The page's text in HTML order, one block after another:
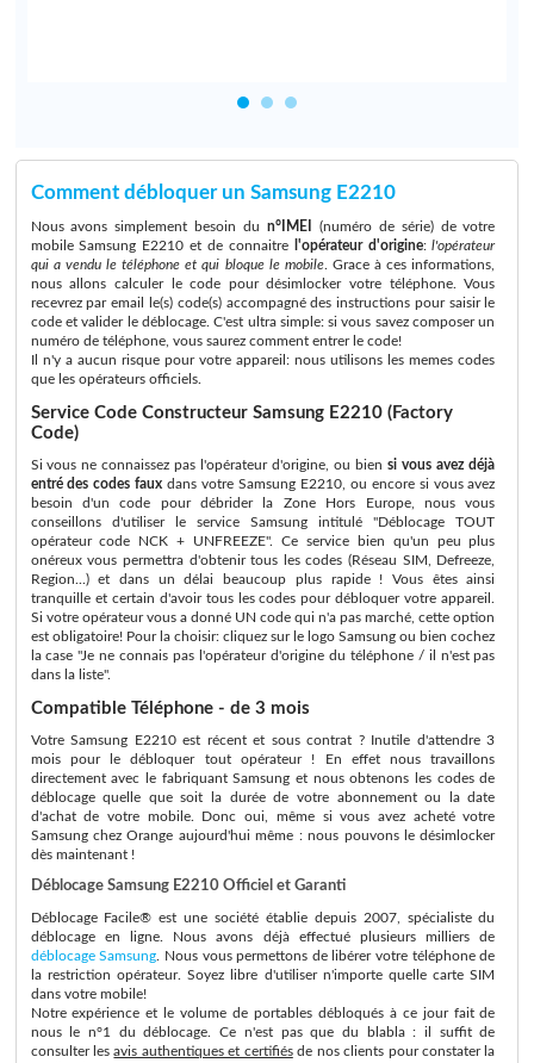
Comment débloquer un Samsung E2210
Nous avons simplement besoin du n°IMEI
(numéro de série) de votre
mobile Samsung E2210 et de connaitre
l'opérateur d'origine:l'opérateur
qui a vendu le téléphone et qui bloque le mobile. Grace à ces informations,
nous allons calculer le code pour désimlocker votre téléphone. Vous
recevrez par email le(s) code(s) accompagné des instructions pour saisir le
code et valider le déblocage. C'est ultra simple: si vous savez composer un
numéro de téléphone, vous saurez comment entrer le code!
Il n'y a aucun risque pour votre appareil: nous utilisons les memes codes
que les opérateurs officiels.
Service Code Constructeur Samsung E2210 (Factory
Code)
Si vous ne connaissez pas l'opérateur d'origine, ou bien si vous avez déjà
entré des codes faux dans votre Samsung E2210, ou encore si vous avez
besoin d'un code pour débrider la Zone Hors Europe, nous vous
conseillons d'utiliser le service Samsung intitulé "Déblocage TOUT
opérateur code NCK + UNFREEZE". Ce service bien qu'un peu plus
onéreux vous permettra d'obtenir tous les codes (Réseau SIM, Defreeze,
Region...) et dans un délai beaucoup plus rapide ! Vous êtes ainsi
tranquille et certain d'avoir tous les codes pour débloquer votre appareil.
Si votre opérateur vous a donné UN code qui n'a pas marché, cette option
est obligatoire! Pour la choisir: cliquez sur le logo Samsung ou bien cochez
la case "Je ne connais pas l'opérateur d'origine du téléphone / il n'est pas
dans la liste".
Compatible Téléphone - de 3 mois
Votre Samsung E2210 est récent et sous contrat ? Inutile d'attendre 3
mois pour le débloquer tout opérateur ! En effet nous travaillons
directement avec le fabriquant Samsung et nous obtenons les codes de
déblocage quelle que soit la durée de votre abonnement ou la date
d'achat de votre mobile. Donc oui, même si vous avez acheté votre
Samsung chez Orange aujourd'hui même : nous pouvons le désimlocker
dès maintenant !
Déblocage Samsung E2210 Officiel et Garanti
Déblocage Facile® est une société établie depuis 2007, spécialiste du
déblocage en ligne. Nous avons déjà effectué plusieurs milliers de
déblocage Samsung . Nous vous permettons de libérer votre téléphone de
la restriction opérateur. Soyez libre d'utiliser n'importe quelle carte SIM
dans votre mobile!
Notre expérience et le volume de portables débloqués à ce jour fait de
nous le n°1 du déblocage. Ce n'est pas que du blabla : il suffit de
consulter lesavis authentiques et certifiésde nos clients pour constater la